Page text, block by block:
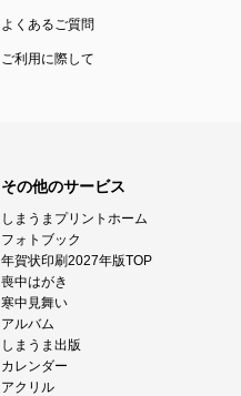
よくあるご質問
ご利用に際して
その他のサービス
しまうまプリントホーム
フォトブック
年賀状印刷2027年版TOP
喪中はがき
寒中見舞い
アルバム
しまうま出版
カレンダー
アクリル